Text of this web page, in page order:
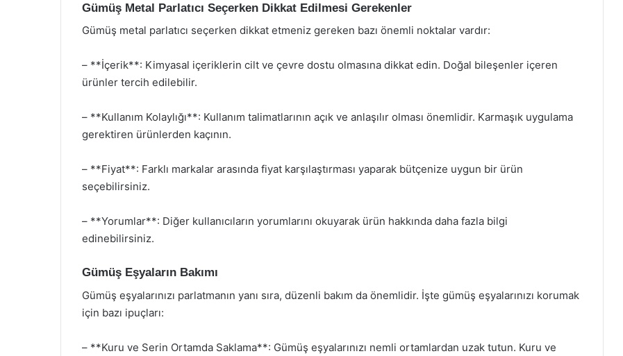
Gümüş Metal Parlatıcı Seçerken Dikkat Edilmesi Gerekenler
Gümüş metal parlatıcı seçerken dikkat etmeniz gereken bazı önemli noktalar vardır:
– **İçerik**: Kimyasal içeriklerin cilt ve çevre dostu olmasına dikkat edin. Doğal bileşenler içeren
ürünler tercih edilebilir.
– **Kullanım Kolaylığı**: Kullanım talimatlarının açık ve anlaşılır olması önemlidir. Karmaşık uygulama
gerektiren ürünlerden kaçının.
– **Fiyat**: Farklı markalar arasında fiyat karşılaştırması yaparak bütçenize uygun bir ürün
seçebilirsiniz.
– **Yorumlar**: Diğer kullanıcıların yorumlarını okuyarak ürün hakkında daha fazla bilgi
edinebilirsiniz.
Gümüş Eşyaların Bakımı
Gümüş eşyalarınızı parlatmanın yanı sıra, düzenli bakım da önemlidir. İşte gümüş eşyalarınızı korumak
için bazı ipuçları:
– **Kuru ve Serin Ortamda Saklama**: Gümüş eşyalarınızı nemli ortamlardan uzak tutun. Kuru ve